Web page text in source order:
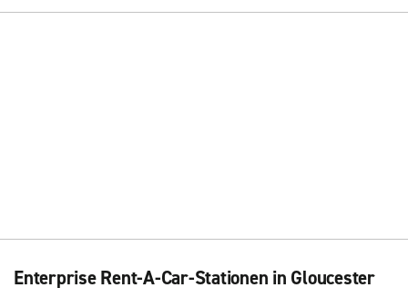
Enterprise Rent-A-Car-Stationen in Gloucester